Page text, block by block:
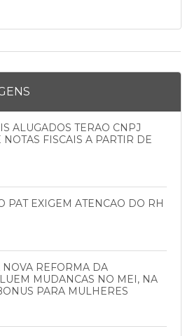
ALUGADOS TERAO CNPJ
FISCAIS A PARTIR DE
PAT EXIGEM ATENCAO DO RH
NOVA REFORMA DA
MUDANCAS NO MEI, NA
PARA MULHERES